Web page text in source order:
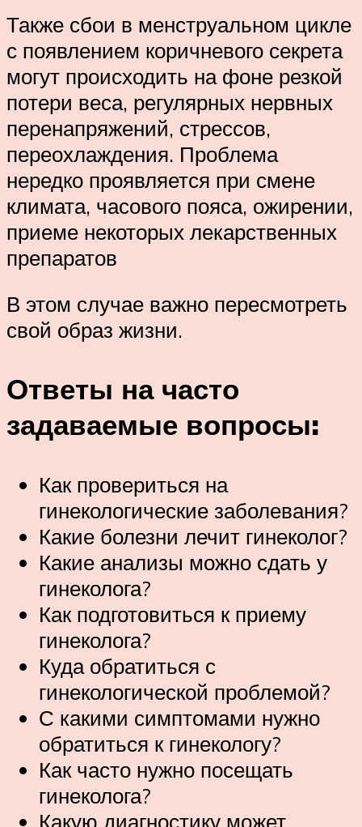
Также сбои в менструальном цикле
с появлением коричневого секрета
могут происходить на фоне резкой
потери веса, регулярных нервных
перенапряжений, стрессов,
переохлаждения. Проблема
нередко проявляется при смене
климата, часового пояса, ожирении,
приеме некоторых лекарственных
препаратов
В этом случае важно пересмотреть
свой образ жизни.
Ответы на часто
задаваемые вопросы:
Как провериться на
гинекологические заболевания?
Какие болезни лечит гинеколог?
Какие анализы можно сдать у
гинеколога?
Как подготовиться к приему
гинеколога?
Куда обратиться с
гинекологической проблемой?
С какими симптомами нужно
обратиться к гинекологу?
Как часто нужно посещать
гинеколога?
Какую диагностику может